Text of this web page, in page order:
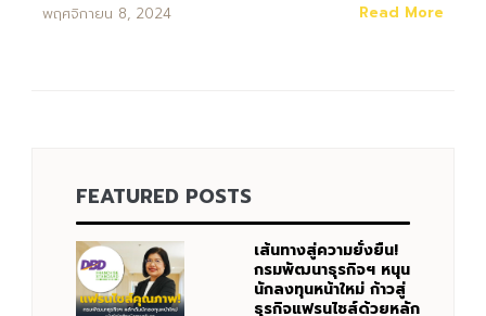
Search
Search
พฤศจิกายน 8, 2024 Read More
FEATURED POSTS
เส้นทางสู่ความยั่งยืน!
กรมพัฒนาธุรกิจฯ หนุน
นักลงทุนหน้าใหม่ ก้าวสู่
ธุรกิจแฟรนไชส์ด้วยหลัก